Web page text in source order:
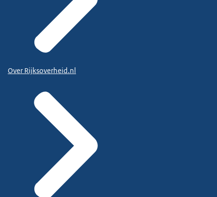
Over Rijksoverheid.nl